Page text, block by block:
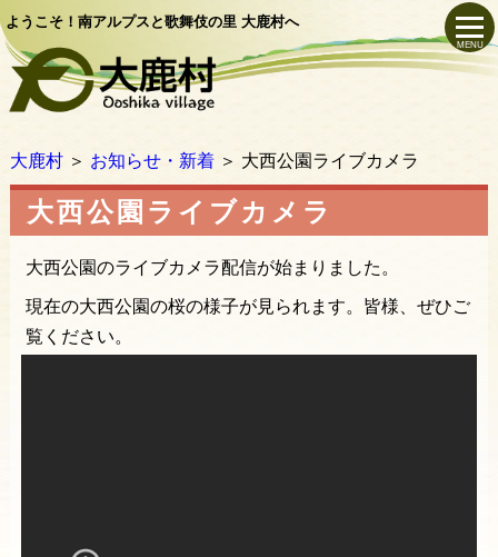
ようこそ！南アルプスと歌舞伎の里 大鹿村へ
MENU
大鹿村 ＞ お知らせ・新着＞ 大西公園ライブカメラ
大西公園ライブカメラ
大西公園のライブカメラ配信が始まりました。
現在の大西公園の桜の様子が見られます。皆様、ぜひご
覧ください。